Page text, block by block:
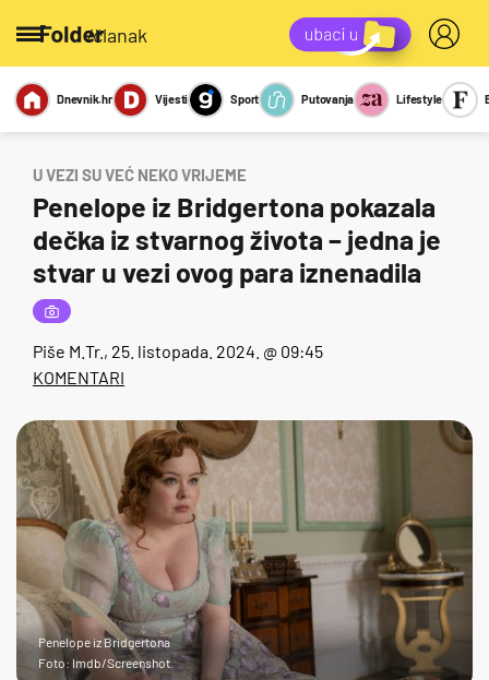
/članak
Miks Kviz
Report
Sexy
Dnevnik.hr Vijesti Sport Putovanja Lifestyle
U VEZI SU VEĆ NEKO VRIJEME
Penelope iz Bridgertona pokazala
dečka iz stvarnog života – jedna je
stvar u vezi ovog para iznenadila
Piše M.Tr. , 25. listopada. 2024. @ 09:45
KOMENTARI
Penelope iz Bridgertona
Foto: Imdb/Screenshot